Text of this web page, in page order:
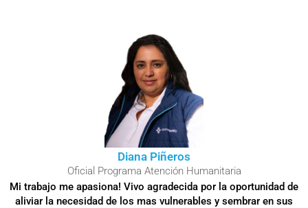
Diana Piñeros
Oficial Programa Atención Humanitaria
Mi trabajo me apasiona! Vivo agradecida por la oportunidad de
aliviar la necesidad de los mas vulnerables y sembrar en sus